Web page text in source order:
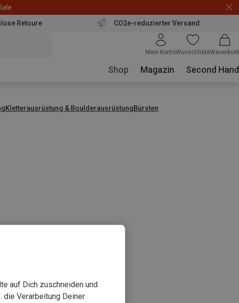
Retoure CO2e-reduzierter Versand
Mein KontoWunschlisteWarenkorb
Shop Magazin Second Hand
Kletterausrüstung & BoulderausrüstungBürsten
auf Dich zuschneiden und
Verarbeitung Deiner